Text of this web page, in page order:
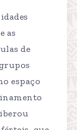
e as
de
espaço